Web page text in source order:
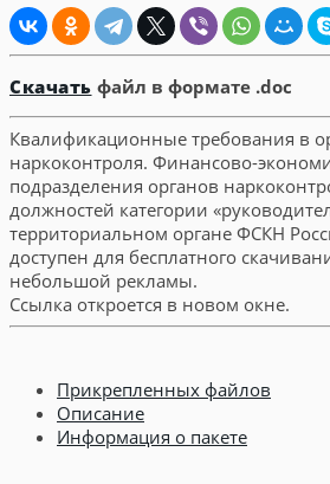
Скачать файл в формате .doc
Квалификационные требования в
наркоконтроля. Финансово-
подразделения органов
должностей категории
территориальном органе ФСКН
доступен для бесплатного
небольшой рекламы.
Ссылка откроется в новом окне.
Прикрепленных файлов
Описание
Информация о пакете